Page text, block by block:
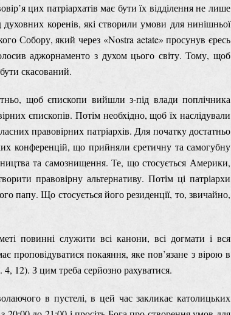
цих патріархатів має бути їх відділення не лише
коренів, які створили умови для нинішньої
Собору, який через «Nostra aetate» просунув єресь
аджорнаменто з духом цього світу. Тому, щоб
скасований.
щоб єпископи вийшли з-під влади поплічника
єпископів. Потім необхідно, щоб їх наслідували
правовірних патріархів. Для початку достатньо
конференцій, що прийняли єретичну та самогубну
та самознищення. Те, що стосується Америки,
правовірну альтернативу. Потім ці патріархи
папу. Що стосується його резиденції, то, звичайно,
повинні служити всі канони, всі догмати і вся
проповідуватися покаяння, яке пов’язане з вірою в
12). З цим треба серйозно рахуватися.
в пустелі, в цей час закликає католицьких